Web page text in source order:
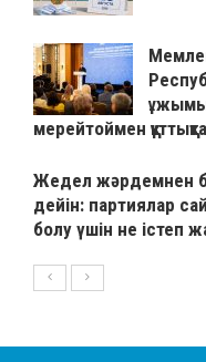
ұжымы
мерейтоймен
Жедел жәрдемнен
дейін: партиялар
болу үшін не істеп